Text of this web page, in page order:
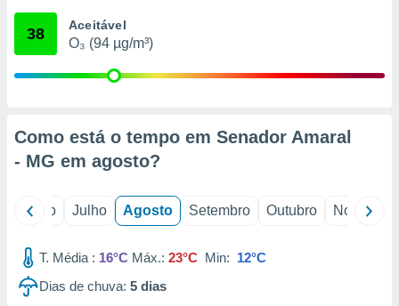
através
1199
38 Aceitável
O₃ (94 µg/m³)
Como está o tempo em Senador Amaral
- MG em agosto?
Junho Julho Agosto Setembro Outubro Novembro
T. Média : 16°C Máx.: 23°C Min: 12°C
Dias de chuva: 5 dias